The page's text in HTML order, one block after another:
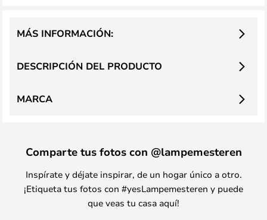
DESCRIPCIÓN DEL PRODUCTO
MÁS INFORMACIÓN:
MARCA
Comparte tus fotos con @lampemesteren
Inspírate y déjate inspirar, de un hogar único a otro.
¡Etiqueta tus fotos con #yesLampemesteren y puede
que veas tu casa aquí!